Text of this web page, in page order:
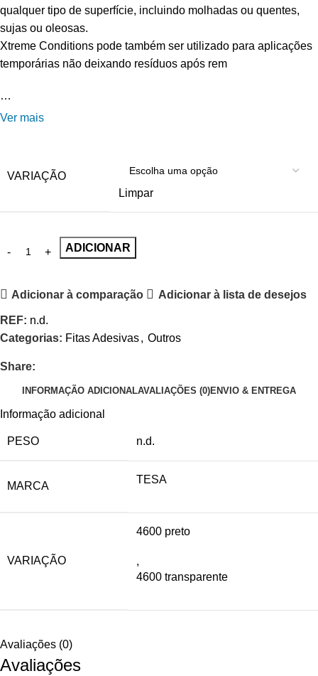
qualquer tipo de superfície, incluindo molhadas ou quentes,
sujas ou oleosas.
Xtreme Conditions pode também ser utilizado para aplicações
temporárias não deixando resíduos após rem
…
Ver mais
VARIAÇÃO
Limpar
ADICIONAR
Adicionar à comparação Adicionar à lista de desejos
REF: n.d.
Categorias: Fitas Adesivas, Outros
Share:
INFORMAÇÃO ADICIONALAVALIAÇÕES (0)ENVIO & ENTREGA
Informação adicional
PESO n.d.
MARCA
TESA
VARIAÇÃO
4600 preto
,
4600 transparente
Avaliações (0)
Avaliações